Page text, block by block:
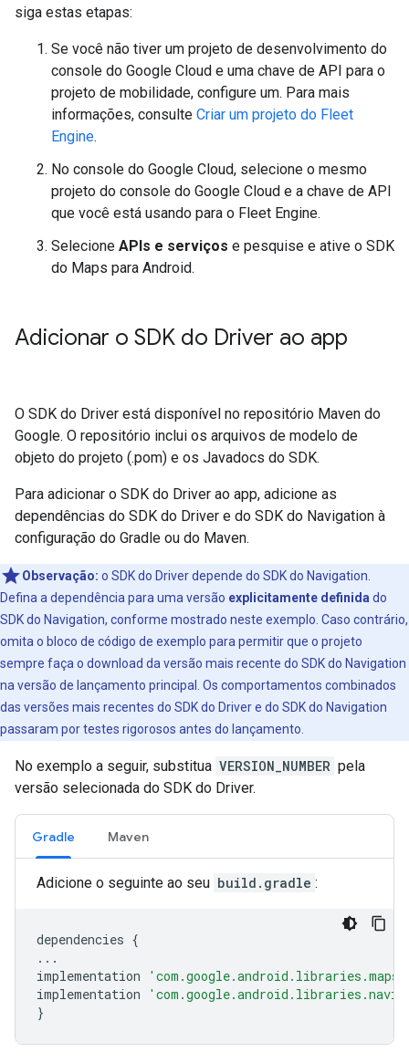
siga estas etapas:
Se você não tiver um projeto de desenvolvimento do
console do Google Cloud e uma chave de API para o
projeto de mobilidade, configure um. Para mais
informações, consulte Criar um projeto do Fleet
Engine.
No console do Google Cloud, selecione o mesmo
projeto do console do Google Cloud e a chave de API
que você está usando para o Fleet Engine.
Selecione APIs e serviços e pesquise e ative o SDK
do Maps para Android.
Adicionar o SDK do Driver ao app
O SDK do Driver está disponível no repositório Maven do
Google. O repositório inclui os arquivos de modelo de
objeto do projeto (.pom) e os Javadocs do SDK.
Para adicionar o SDK do Driver ao app, adicione as
dependências do SDK do Driver e do SDK do Navigation à
configuração do Gradle ou do Maven.
Observação: o SDK do Driver depende do SDK do Navigation.
Defina a dependência para uma versão explicitamente definida do
SDK do Navigation, conforme mostrado neste exemplo. Caso contrário,
omita o bloco de código de exemplo para permitir que o projeto
sempre faça o download da versão mais recente do SDK do Navigation
na versão de lançamento principal. Os comportamentos combinados
das versões mais recentes do SDK do Driver e do SDK do Navigation
passaram por testes rigorosos antes do lançamento.
No exemplo a seguir, substitua VERSION_NUMBER pela
versão selecionada do SDK do Driver.
Gradle Maven
Adicione o seguinte ao seu build.gradle :
dependencies {
...
implementation
implementation
}